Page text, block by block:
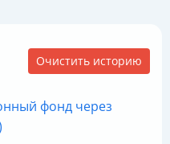
Очистить историю
фонд через